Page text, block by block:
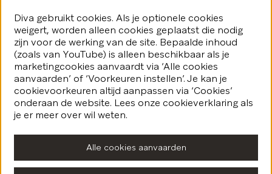
Geen glans
hier
We speelden je blijkbaar even
kwijt...Geen nood, er valt nog veel
fonkeling te ontdekken.
Terug naar de homepagina
Diva gebruikt cookies. Als je optionele cookies
weigert, worden alleen cookies geplaatst die nodig
zijn voor de werking van de site. Bepaalde inhoud
(zoals van YouTube) is alleen beschikbaar als je
marketingcookies aanvaardt via ‘Alle cookies
aanvaarden’ of ‘Voorkeuren instellen’. Je kan je
cookievoorkeuren altijd aanpassen via ‘Cookies’
onderaan de website. Lees onze cookieverklaring als
je er meer over wil weten.
Alle cookies aanvaarden